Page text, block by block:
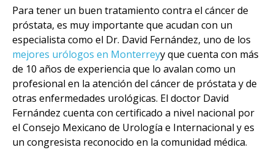
Para tener un buen tratamiento contra el cáncer de
próstata, es muy importante que acudan con un
especialista como el Dr. David Fernández, uno de los
mejores urólogos en Monterreyy que cuenta con más
de 10 años de experiencia que lo avalan como un
profesional en la atención del cáncer de próstata y de
otras enfermedades urológicas. El doctor David
Fernández cuenta con certificado a nivel nacional por
el Consejo Mexicano de Urología e Internacional y es
un congresista reconocido en la comunidad médica.